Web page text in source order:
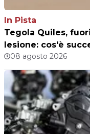
In Pista
Tegola Quiles,
lesione: cos'è
08 agosto 2026